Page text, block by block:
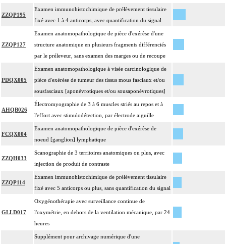
ZZQP195
Examen immunohistochimique de prélèvement tissulaire
fixé avec 1 à 4 anticorps, avec quantification du signal
ZZQP127
Examen anatomopathologique de pièce d'exérèse d'une
structure anatomique en plusieurs fragments différenciés
par le préleveur, sans examen des marges ou de recoupe
PDQX005
Examen anatomopathologique à visée carcinologique de
pièce d'exérèse de tumeur des tissus mous fasciaux et/ou
sousfasciaux [aponévrotiques et/ou sousaponévrotiques]
AHQB026
Électromyographie de 3 à 6 muscles striés au repos et à
l'effort avec stimulodétection, par électrode aiguille
FCQX004
Examen anatomopathologique de pièce d'exérèse de
noeud [ganglion] lymphatique
ZZQH033
Scanographie de 3 territoires anatomiques ou plus, avec
injection de produit de contraste
ZZQP114
Examen immunohistochimique de prélèvement tissulaire
fixé avec 5 anticorps ou plus, sans quantification du signal
GLLD017
Oxygénothérapie avec surveillance continue de
l'oxymétrie, en dehors de la ventilation mécanique, par 24
heures
Supplément pour archivage numérique d'une